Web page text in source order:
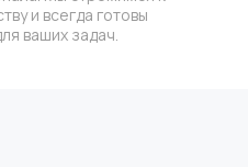
и всегда готовы
ваших задач.